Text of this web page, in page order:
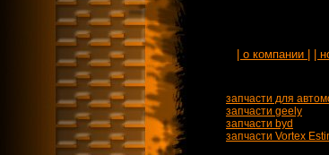
| о компании | |
запчасти для
запчасти geely
запчасти byd
запчасти Vortex